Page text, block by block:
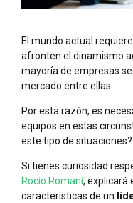
El mundo actual
afronten el dinamismo
mayoría de empresas
mercado entre ellas.
Por esta razón, es
equipos en estas
este tipo de situaciones?
Si tienes curiosidad
Rocío Romaní, explicará
características de un